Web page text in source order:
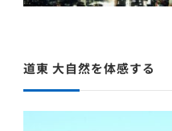
道東 大自然を体感する